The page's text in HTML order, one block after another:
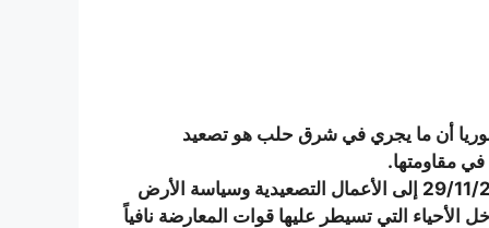
أن ما يجري في شرق حلب هو تصعيد
مقاومتها.
وأشار دي ميستورا أمام البرلمان الأوروبي اليوم الثلاثاء 29/11/2016 إلى الأعمال التصعيدية وسياسة الأرض
الأحياء التي تسيطر عليها قوات المعارضة نافياً